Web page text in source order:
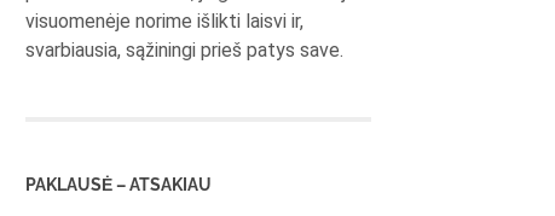
visuomenėje norime išlikti laisvi ir,
svarbiausia, sąžiningi prieš patys save.
PAKLAUSĖ – ATSAKIAU